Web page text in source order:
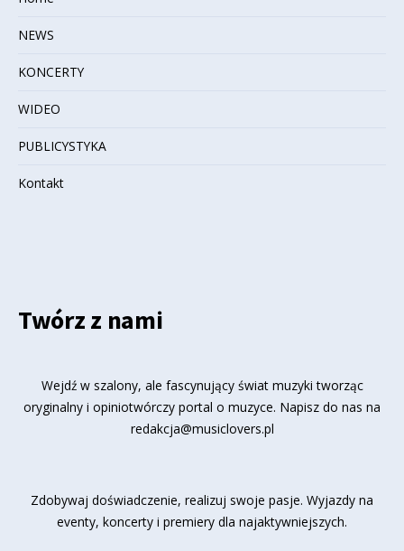
NEWS
KONCERTY
WIDEO
PUBLICYSTYKA
Kontakt
Twórz z nami
Wejdź w szalony, ale fascynujący świat muzyki tworząc
oryginalny i opiniotwórczy portal o muzyce. Napisz do nas na
redakcja@musiclovers.pl
Zdobywaj doświadczenie, realizuj swoje pasje. Wyjazdy na
eventy, koncerty i premiery dla najaktywniejszych.